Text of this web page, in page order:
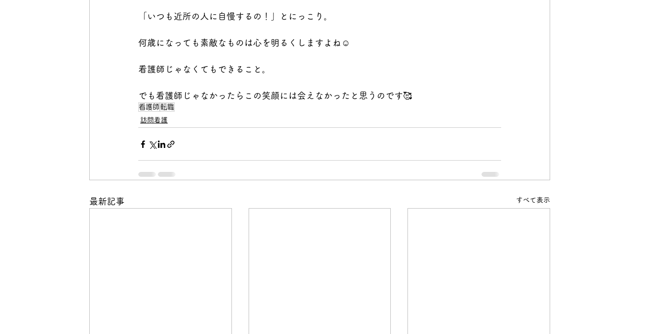
「いつも近所の人に自慢するの！」とにっこり。
何歳になっても素敵なものは心を明るくしますよね☺️
看護師じゃなくてもできること。
でも看護師じゃなかったらこの笑顔には会えなかったと思うのです🥰
看護師 転職
訪問看護
最新記事 すべて表示